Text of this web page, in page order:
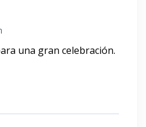
una gran celebración.